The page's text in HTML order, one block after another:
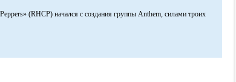
(RHCP) начался с создания группы Anthem, силами троих